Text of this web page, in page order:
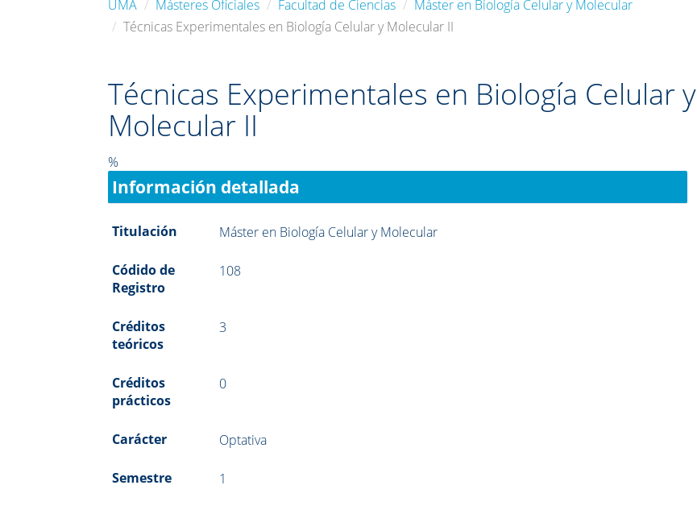
UMA Másteres Oficiales Facultad de Ciencias
Máster en Biología Celular y Molecular
Técnicas Experimentales en Biología Celular y Molecular II
Técnicas Experimentales en Biología Celular y
Molecular II
%
Información detallada
Titulación Máster en Biología Celular y Molecular
Códido de
Registro
108
Créditos
teóricos
3
Créditos
prácticos
0
Carácter Optativa
Semestre 1